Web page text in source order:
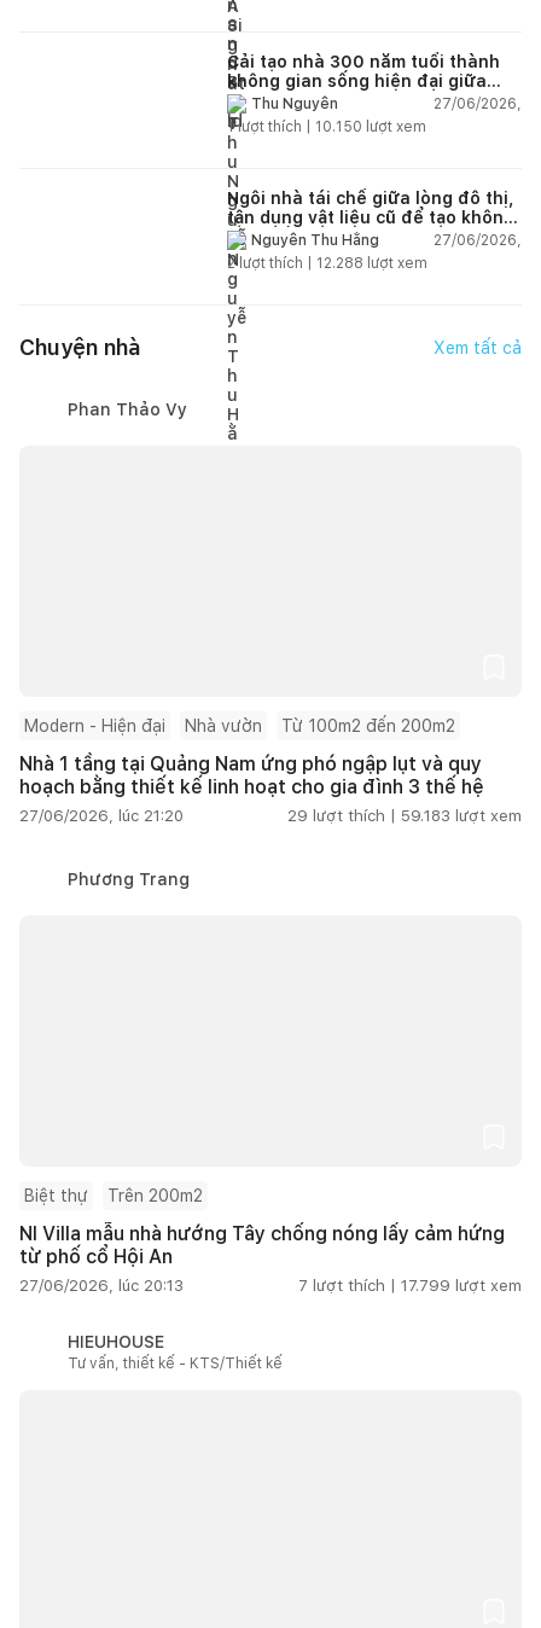
Cải tạo nhà 300 năm tuổi thành
không gian sống hiện đại giữa
thiên nhiên
Thu Nguyễn
27/06/2026,
1lượt thích | 10.150 lượt xem
Ngôi nhà tái chế giữa lòng đô thị,
tận dụng vật liệu cũ để tạo không
gian sống linh hoạt
Nguyễn Thu Hằng
27/06/2026,
2lượt thích | 12.288 lượt xem
Chuyện nhà Xem tất cả
Phan Thảo Vy
Modern - Hiện đại Nhà vườn Từ 100m2 đến 200m2
Nhà 1 tầng tại Quảng Nam ứng phó ngập lụt và quy
hoạch bằng thiết kế linh hoạt cho gia đình 3 thế hệ
27/06/2026, lúc 21:20 29 lượt thích | 59.183 lượt xem
Phương Trang
Biệt thự Trên 200m2
NI Villa mẫu nhà hướng Tây chống nóng lấy cảm hứng
từ phố cổ Hội An
27/06/2026, lúc 20:13 7 lượt thích | 17.799 lượt xem
HIEUHOUSE
Tư vấn, thiết kế - KTS/Thiết kế